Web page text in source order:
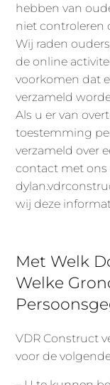
hebben van
niet controleren
Wij raden
de online
voorkomen dat
verzameld
Als u er van
toestemming
verzameld over
contact met ons
wij deze
Met Welk
Welke
VDR Construct
voor de